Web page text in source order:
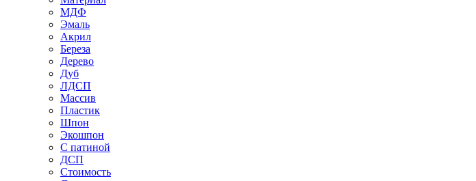
МДФ
Эмаль
Акрил
Береза
Дерево
Дуб
ЛДСП
Массив
Пластик
Шпон
Экошпон
С патиной
ДСП
Стоимость